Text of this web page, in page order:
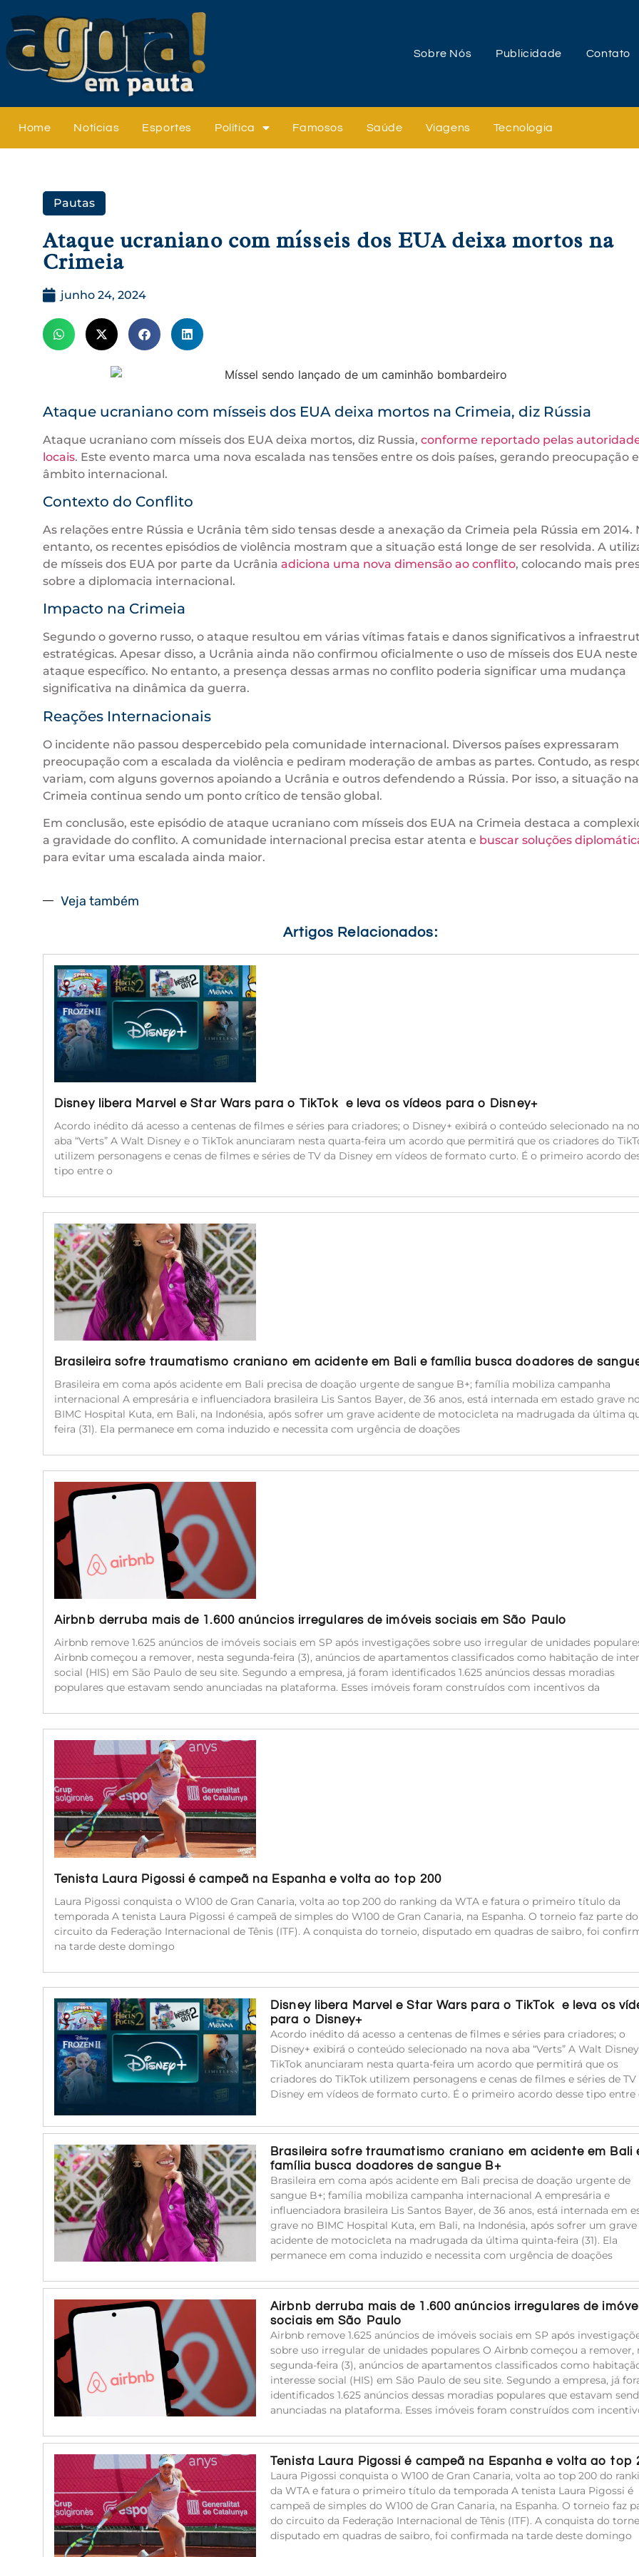
Sobre Nós Publicidade Contato
Home Notícias Esportes Política Famosos Saúde Viagens Tecnologia
Pautas
Ataque ucraniano com mísseis dos EUA deixa mortos na
Crimeia
junho 24, 2024
Ataque ucraniano com mísseis dos EUA deixa mortos na Crimeia, diz Rússia
Ataque ucraniano com mísseis dos EUA deixa mortos, diz Russia, conforme reportado pelas
locais. Este evento marca uma nova escalada nas tensões entre os dois países, gerando preocupação
âmbito internacional.
Contexto do Conflito
As relações entre Rússia e Ucrânia têm sido tensas desde a anexação da Crimeia pela Rússia em 2014.
entanto, os recentes episódios de violência mostram que a situação está longe de ser resolvida. A
de mísseis dos EUA por parte da Ucrânia adiciona uma nova dimensão ao conflito, colocando mais
sobre a diplomacia internacional.
Impacto na Crimeia
Segundo o governo russo, o ataque resultou em várias vítimas fatais e danos significativos a
estratégicas. Apesar disso, a Ucrânia ainda não confirmou oficialmente o uso de mísseis dos EUA neste
ataque específico. No entanto, a presença dessas armas no conflito poderia significar uma mudança
significativa na dinâmica da guerra.
Reações Internacionais
O incidente não passou despercebido pela comunidade internacional. Diversos países expressaram
preocupação com a escalada da violência e pediram moderação de ambas as partes. Contudo, as
variam, com alguns governos apoiando a Ucrânia e outros defendendo a Rússia. Por isso, a situação na
Crimeia continua sendo um ponto crítico de tensão global.
Em conclusão, este episódio de ataque ucraniano com mísseis dos EUA na Crimeia destaca a
a gravidade do conflito. A comunidade internacional precisa estar atenta e buscar soluções
para evitar uma escalada ainda maior.
Veja também
Artigos Relacionados:
Disney libera Marvel e Star Wars para o TikTok e leva os vídeos para o Disney+
Acordo inédito dá acesso a centenas de filmes e séries para criadores; o Disney+ exibirá o conteúdo selecionado na
aba “Verts” A Walt Disney e o TikTok anunciaram nesta quarta-feira um acordo que permitirá que os criadores do
utilizem personagens e cenas de filmes e séries de TV da Disney em vídeos de formato curto. É o primeiro acordo
tipo entre o
Brasileira sofre traumatismo craniano em acidente em Bali e família busca doadores de
Brasileira em coma após acidente em Bali precisa de doação urgente de sangue B+; família mobiliza campanha
internacional A empresária e influenciadora brasileira Lis Santos Bayer, de 36 anos, está internada em estado grave no
BIMC Hospital Kuta, em Bali, na Indonésia, após sofrer um grave acidente de motocicleta na madrugada da última
feira (31). Ela permanece em coma induzido e necessita com urgência de doações
Airbnb derruba mais de 1.600 anúncios irregulares de imóveis sociais em São Paulo
Airbnb remove 1.625 anúncios de imóveis sociais em SP após investigações sobre uso irregular de unidades
Airbnb começou a remover, nesta segunda-feira (3), anúncios de apartamentos classificados como habitação de
social (HIS) em São Paulo de seu site. Segundo a empresa, já foram identificados 1.625 anúncios dessas moradias
populares que estavam sendo anunciadas na plataforma. Esses imóveis foram construídos com incentivos da
Tenista Laura Pigossi é campeã na Espanha e volta ao top 200
Laura Pigossi conquista o W100 de Gran Canaria, volta ao top 200 do ranking da WTA e fatura o primeiro título da
temporada A tenista Laura Pigossi é campeã de simples do W100 de Gran Canaria, na Espanha. O torneio faz parte do
circuito da Federação Internacional de Tênis (ITF). A conquista do torneio, disputado em quadras de saibro, foi
na tarde deste domingo
Disney libera Marvel e Star Wars para o TikTok e leva os
para o Disney+
Acordo inédito dá acesso a centenas de filmes e séries para criadores; o
Disney+ exibirá o conteúdo selecionado na nova aba “Verts” A Walt
TikTok anunciaram nesta quarta-feira um acordo que permitirá que os
criadores do TikTok utilizem personagens e cenas de filmes e séries de TV
Disney em vídeos de formato curto. É o primeiro acordo desse tipo entre
Brasileira sofre traumatismo craniano em acidente em Bali
família busca doadores de sangue B+
Brasileira em coma após acidente em Bali precisa de doação urgente de
sangue B+; família mobiliza campanha internacional A empresária e
influenciadora brasileira Lis Santos Bayer, de 36 anos, está internada em
grave no BIMC Hospital Kuta, em Bali, na Indonésia, após sofrer um grave
acidente de motocicleta na madrugada da última quinta-feira (31). Ela
permanece em coma induzido e necessita com urgência de doações
Airbnb derruba mais de 1.600 anúncios irregulares de
sociais em São Paulo
Airbnb remove 1.625 anúncios de imóveis sociais em SP após
sobre uso irregular de unidades populares O Airbnb começou a remover,
segunda-feira (3), anúncios de apartamentos classificados como
interesse social (HIS) em São Paulo de seu site. Segundo a empresa, já
identificados 1.625 anúncios dessas moradias populares que estavam
anunciadas na plataforma. Esses imóveis foram construídos com
Tenista Laura Pigossi é campeã na Espanha e volta ao top
Laura Pigossi conquista o W100 de Gran Canaria, volta ao top 200 do
da WTA e fatura o primeiro título da temporada A tenista Laura Pigossi é
campeã de simples do W100 de Gran Canaria, na Espanha. O torneio faz
do circuito da Federação Internacional de Tênis (ITF). A conquista do
disputado em quadras de saibro, foi confirmada na tarde deste domingo